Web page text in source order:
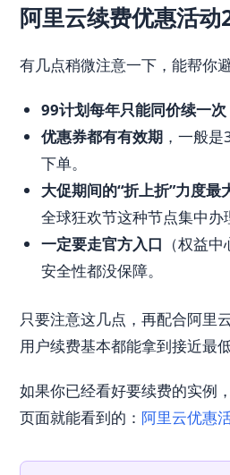
阿里云续费优惠活动
有几点稍微注意一下，能帮你
99计划每年只能同价续一次
优惠券都有有效期 ，一般
下单。
大促期间的“折上折”力度最
全球狂欢节这种节点集中办
一定要走官方入口 （权益
安全性都没保障。
只要注意这几点，再配合阿里
用户续费基本都能拿到接近最低
如果你已经看好要续费的实例
页面就能看到的： 阿里云优惠